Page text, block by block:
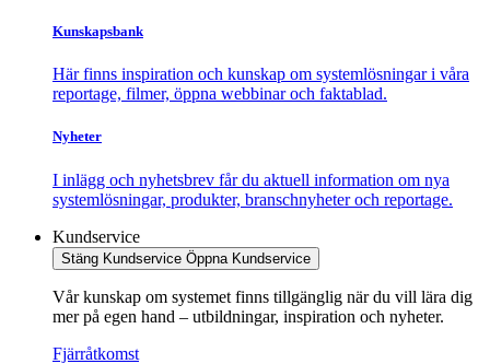
Kunskapsbank
Här finns inspiration och kunskap om systemlösningar i våra
reportage, filmer, öppna webbinar och faktablad.
Nyheter
I inlägg och nyhetsbrev får du aktuell information om nya
systemlösningar, produkter, branschnyheter och reportage.
Kundservice
Stäng Kundservice Öppna Kundservice
Vår kunskap om systemet finns tillgänglig när du vill lära dig
mer på egen hand – utbildningar, inspiration och nyheter.
Fjärråtkomst